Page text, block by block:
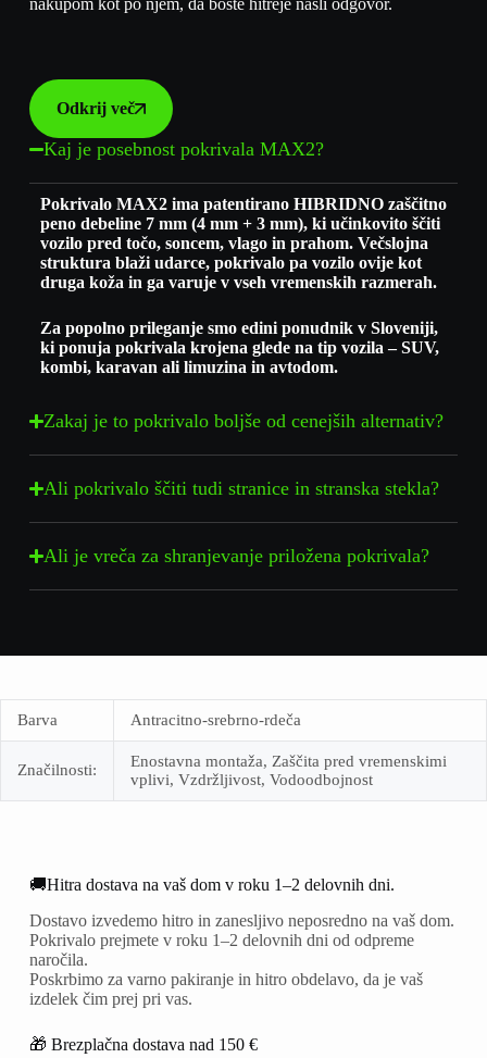
nakupom kot po njem, da boste hitreje našli odgovor.
Odkrij več
Kaj je posebnost pokrivala MAX2?
Pokrivalo MAX2 ima patentirano HIBRIDNO zaščitno
peno debeline 7 mm (4 mm + 3 mm), ki učinkovito ščiti
vozilo pred točo, soncem, vlago in prahom. Večslojna
struktura blaži udarce, pokrivalo pa vozilo ovije kot
druga koža in ga varuje v vseh vremenskih razmerah.
Za popolno prileganje smo edini ponudnik v Sloveniji,
ki ponuja pokrivala krojena glede na tip vozila – SUV,
kombi, karavan ali limuzina in avtodom.
Zakaj je to pokrivalo boljše od cenejših alternativ?
Ali pokrivalo ščiti tudi stranice in stranska stekla?
Ali je vreča za shranjevanje priložena pokrivala?
Barva Antracitno-srebrno-rdeča
Značilnosti:
Enostavna montaža, Zaščita pred vremenskimi
vplivi, Vzdržljivost, Vodoodbojnost
🚚Hitra dostava na vaš dom v roku 1–2 delovnih dni.
Dostavo izvedemo hitro in zanesljivo neposredno na vaš dom.
Pokrivalo prejmete v roku 1–2 delovnih dni od odpreme
naročila.
Poskrbimo za varno pakiranje in hitro obdelavo, da je vaš
izdelek čim prej pri vas.
🎁 Brezplačna dostava nad 150 €